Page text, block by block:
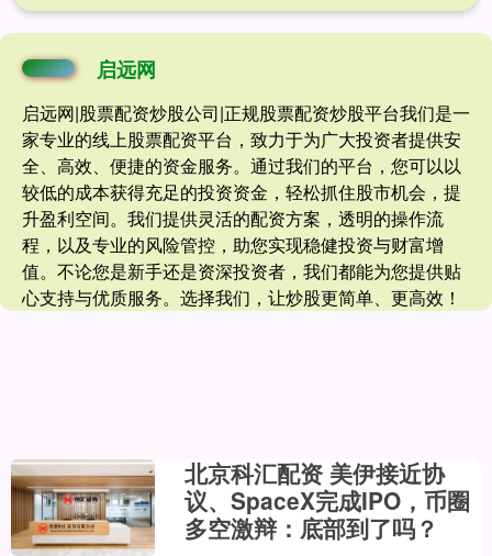
启远网
启远网|股票配资炒股公司|正规股票配资炒股平台我们是一
家专业的线上股票配资平台，致力于为广大投资者提供安
全、高效、便捷的资金服务。通过我们的平台，您可以以
较低的成本获得充足的投资资金，轻松抓住股市机会，提
升盈利空间。我们提供灵活的配资方案，透明的操作流
程，以及专业的风险管控，助您实现稳健投资与财富增
值。不论您是新手还是资深投资者，我们都能为您提供贴
心支持与优质服务。选择我们，让炒股更简单、更高效！
北京科汇配资 美伊接近协
议、SpaceX完成IPO，币圈
多空激辩：底部到了吗？